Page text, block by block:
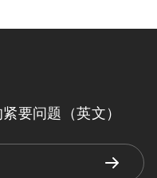
要问题（英文）